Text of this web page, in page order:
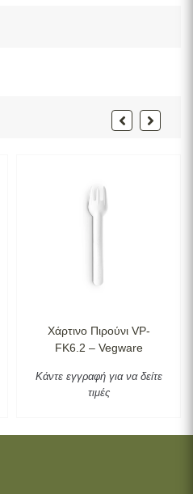
Χάρτινο Πιρούνι VP-
FK6.2 – Vegware
Κάντε εγγραφή για να δείτε
τιμές